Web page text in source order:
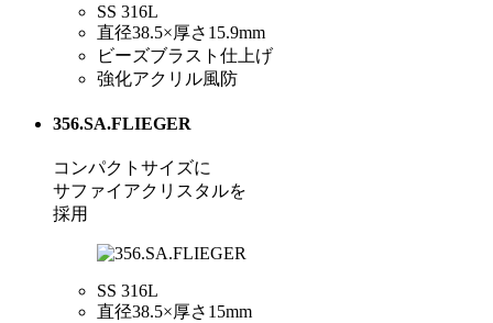
SS 316L
直径38.5×厚さ15.9mm
ビーズブラスト仕上げ
強化アクリル風防
356.SA.FLIEGER
コンパクトサイズに
サファイアクリスタルを
採用
SS 316L
直径38.5×厚さ15mm